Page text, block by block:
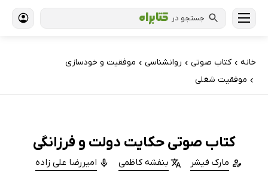
جستجو در
خانه › کتاب‌ صوتی › روانشناسی › موفقیت و خودسازی
› موفقیت شغلی
کتاب صوتی حکایت دولت و فرزانگی
مارک فیشر بنفشه کاظمی امیررضا علی زاده